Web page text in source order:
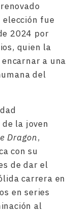
elección fue
2024 por
quien la
a una
del
la joven
Dragon,
con su
de dar el
carrera en
en series
al